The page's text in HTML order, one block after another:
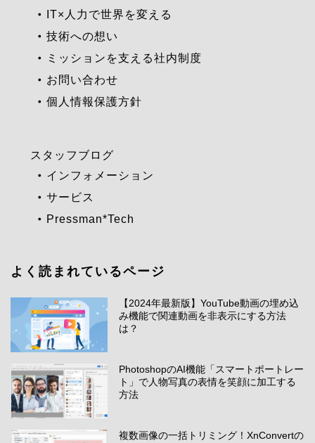
IT×人力で世界を変える
技術への想い
ミッションを支える社内制度
お問い合わせ
個人情報保護方針
スタッフブログ
インフォメーション
サービス
Pressman*Tech
よく読まれているページ
【2024年最新版】YouTube動画の埋め込
み機能で関連動画を非表示にする方法
は？
PhotoshopのAI機能「スマートポートレー
ト」で人物写真の表情を笑顔に加工する
方法
複数画像の一括トリミング！XnConvertの